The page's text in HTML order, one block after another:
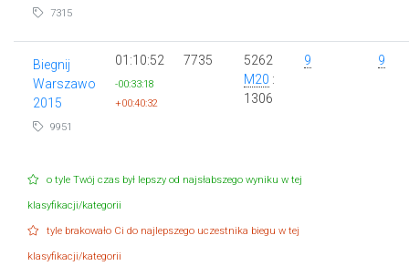
7315
Biegnij
Warszawo
2015
9951
01:10:52
-00:33:18
+00:40:32
7735
5262
M20 :
1306
9 9
o tyle Twój czas był lepszy od najsłabszego wyniku w tej
klasyfikacji/kategorii
tyle brakowało Ci do najlepszego uczestnika biegu w tej
klasyfikacji/kategorii